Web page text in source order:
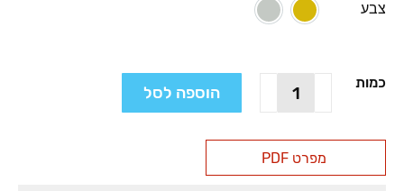
צבע
ברונזה עתיקה
כרום ניקל
כמות
מסוגנן
עם
2
הוספה לסל
מפרט PDF